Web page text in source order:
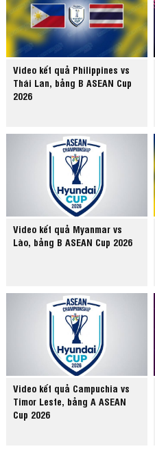
Video kết quả Philippines vs
Thái Lan, bảng B ASEAN Cup
2026
Video kết quả Myanmar vs
Lào, bảng B ASEAN Cup 2026
Video kết quả Campuchia vs
Timor Leste, bảng A ASEAN
Cup 2026